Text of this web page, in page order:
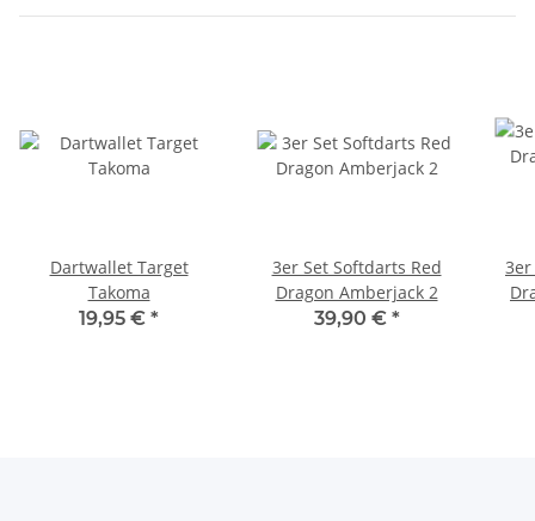
Dartwallet Target
Takoma
19,95 € *
3er Set Softdarts Red
Dragon Amberjack 2
39,90 € *
3er